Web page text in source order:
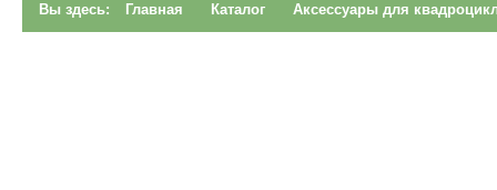
Вы здесь: Главная Каталог Аксессуары для